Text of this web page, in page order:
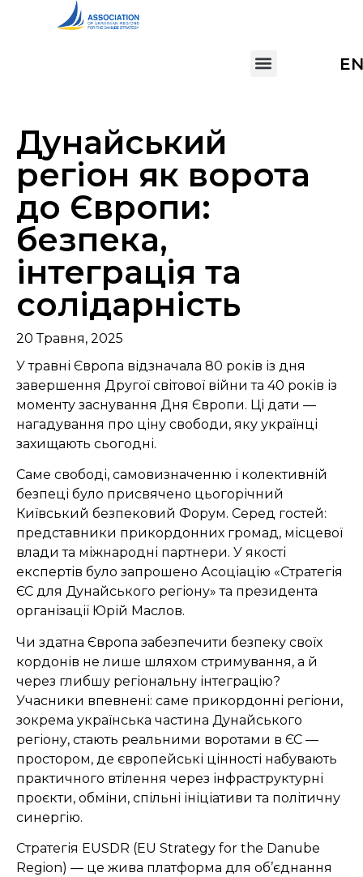
EN
Дунайський
регіон як ворота
до Європи:
безпека,
інтеграція та
солідарність
20 Травня, 2025
У травні Європа відзначала 80 років із дня
завершення Другої світової війни та 40 років із
моменту заснування Дня Європи. Ці дати —
нагадування про ціну свободи, яку українці
захищають сьогодні.
Саме свободі, самовизначенню і колективній
безпеці було присвячено цьогорічний
Київський безпековий Форум. Серед гостей:
представники прикордонних громад, місцевої
влади та міжнародні партнери. У якості
експертів було запрошено Асоціацію «Стратегія
ЄС для Дунайського регіону» та президента
організації Юрій Маслов.
Чи здатна Європа забезпечити безпеку своїх
кордонів не лише шляхом стримування, а й
через глибшу регіональну інтеграцію?
Учасники впевнені: саме прикордонні регіони,
зокрема українська частина Дунайського
регіону, стають реальними воротами в ЄС —
простором, де європейські цінності набувають
практичного втілення через інфраструктурні
проєкти, обміни, спільні ініціативи та політичну
синергію.
Стратегія EUSDR (EU Strategy for the Danube
Region) — це жива платформа для об’єднання